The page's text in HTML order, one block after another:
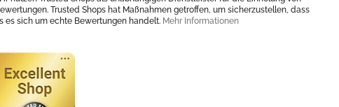
Trusted Shops hat Maßnahmen getroffen, um sicherzustellen, dass
es sich um echte Bewertungen handelt. Mehr Informationen